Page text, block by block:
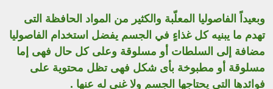
وبعيداً الفاصوليا المعلّبة والكثير من المواد الحافظة التى
تهدم ما يبنيه كل غذاءٍ في الجسم يفضل استخدام الفاصوليا
مضافة إلى السلطات أو مسلوقة وعلى كل حال فهى إما
مسلوقة أو مطبوخة بأى شكل فهى تظل محتوية على
فوائدها التي يحتاجها الجسم ولا غنى له عنها .